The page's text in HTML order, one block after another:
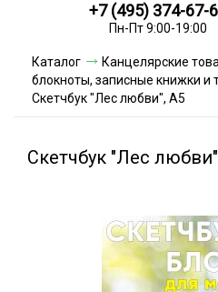
Условия
Условия
+7 (495) 374-67-
Пн-Пт 9:00-19:00
Каталог Канцелярские
блокноты, записные книжки и
Скетчбук "Лес любви", А5
Скетчбук "Лес